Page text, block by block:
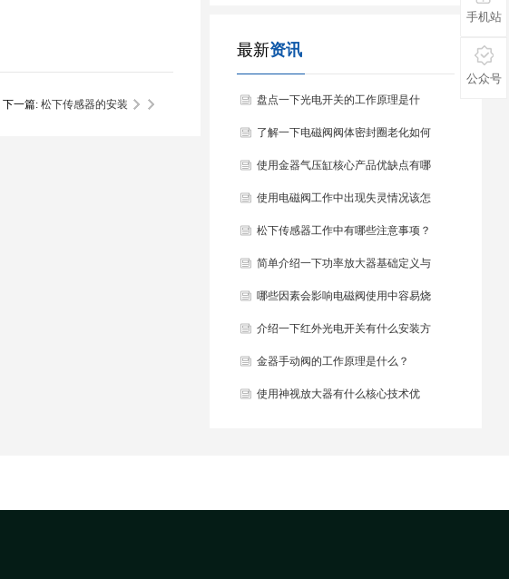
下一篇: 松下传感器的安装
最新资讯
盘点一下光电开关的工作原理是什
么？
了解一下电磁阀阀体密封圈老化如何
处理？
使用金器气压缸核心产品优缺点有哪
些？
使用电磁阀工作中出现失灵情况该怎
么办？
松下传感器工作中有哪些注意事项？
简单介绍一下功率放大器基础定义与
结构组成？
哪些因素会影响电磁阀使用中容易烧
毁？
介绍一下红外光电开关有什么安装方
法？
金器手动阀的工作原理是什么？
使用神视放大器有什么核心技术优
手机站
公众号